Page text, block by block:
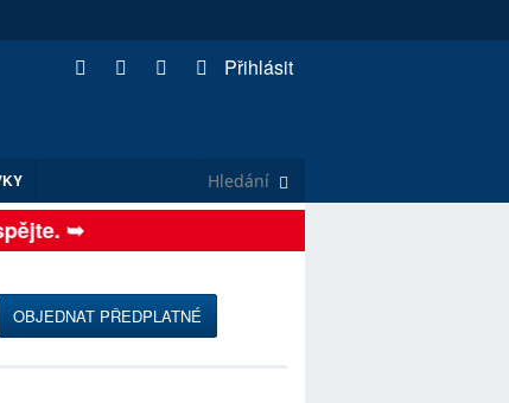
Přihlásit
➥
OBJEDNAT PŘEDPLATNÉ